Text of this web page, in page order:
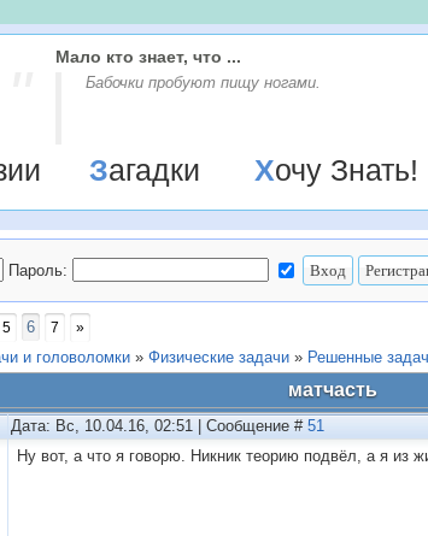
Мало кто знает, что ...
Бабочки пpобyют пищy ногами.
Загадки Хочу Знать!
Пароль:
5 6 7 »
и головоломки » Физические задачи » Решенные
матчасть
Дата: Вс, 10.04.16, 02:51 | Сообщение # 51
Ну вот, а что я говорю. Никник теорию подвёл, а я из